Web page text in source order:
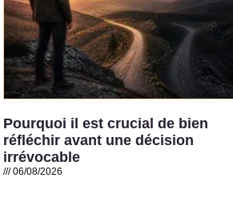
Pourquoi il est crucial de bien
réfléchir avant une décision
irrévocable
06/08/2026